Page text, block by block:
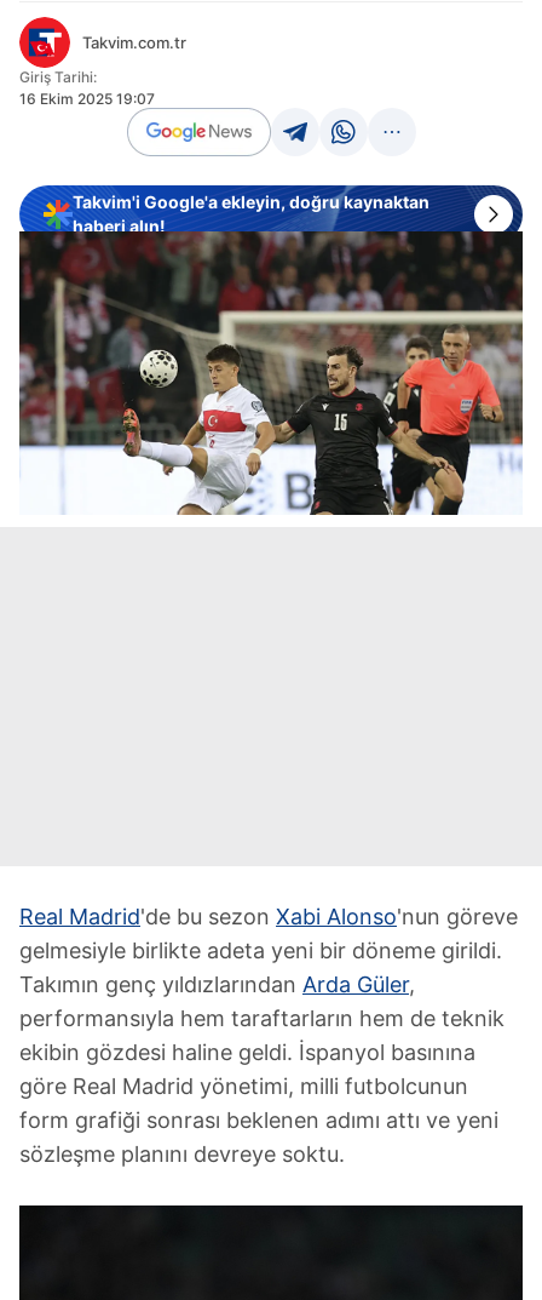
Takvim.com.tr
Giriş Tarihi:
16 Ekim 2025 19:07
Takvim'i Google'a ekleyin, doğru kaynaktan
haberi alın!
Real Madrid'de bu sezon Xabi Alonso'nun göreve
gelmesiyle birlikte adeta yeni bir döneme girildi.
Takımın genç yıldızlarından Arda Güler,
performansıyla hem taraftarların hem de teknik
ekibin gözdesi haline geldi. İspanyol basınına
göre Real Madrid yönetimi, milli futbolcunun
form grafiği sonrası beklenen adımı attı ve yeni
sözleşme planını devreye soktu.